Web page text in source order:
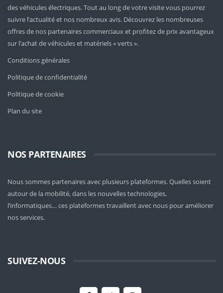
des véhicules électriques. Tout au long de votre visite vous pourrez
suivre l’actualité et nos nombreux avis. Découvrez les nombreuses
offres de nos partenaires commerciaux et profitez de prix avantageux
sur l’achat de véhicules et matériels « verts ».
Conditions générales
Politique de confidentialité
Politique de cookie
Plan du site
NOS PARTENAIRES
Nous sommes partenaires avec plusieurs plateformes. Quelles soient
autour de la mobilité, dans les nouvelles technologies,
l’informatiques… ces plateformes travaillent avec nous pour améliorer
nos services.
SUIVEZ-NOUS